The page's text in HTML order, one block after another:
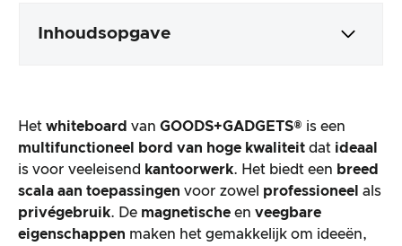
Inhoudsopgave
Productverwerking en uiterlijk
De praktijktest
Prijs/prestatieverhouding
Het whiteboard van GOODS+GADGETS® is een
multifunctioneel bord van hoge kwaliteit dat ideaal
is voor veeleisend kantoorwerk. Het biedt een breed
scala aan toepassingen voor zowel professioneel als
privégebruik. De magnetische en veegbare
eigenschappen maken het gemakkelijk om ideeën,